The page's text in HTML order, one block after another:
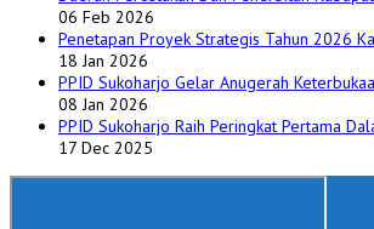
06 Feb 2026
Penetapan Proyek Strategis Tahun 2026
18 Jan 2026
PPID Sukoharjo Gelar Anugerah
08 Jan 2026
PPID Sukoharjo Raih Peringkat Pertama
17 Dec 2025